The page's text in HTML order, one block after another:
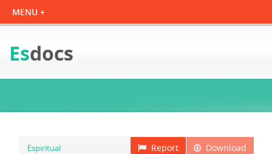
Esdocs
Download
Report
Espiritual